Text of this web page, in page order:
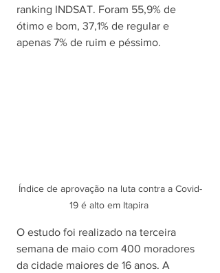
ranking INDSAT. Foram 55,9% de
ótimo e bom, 37,1% de regular e
apenas 7% de ruim e péssimo.
Índice de aprovação na luta contra a Covid-
19 é alto em Itapira
O estudo foi realizado na terceira
semana de maio com 400 moradores
da cidade maiores de 16 anos. A